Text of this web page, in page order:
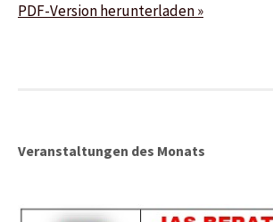
PDF-Version herunterladen »
Veranstaltungen des Monats